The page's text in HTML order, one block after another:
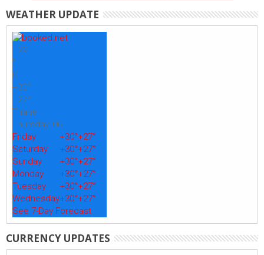
WEATHER UPDATE
+29
°
C
+30°
+27°
Thane
Thursday, 06
Friday
+30°+27°
Saturday
+30°+27°
Sunday
+30°+27°
Monday
+30°+27°
Tuesday
+30°+27°
Wednesday+30°+27°
See 7-Day Forecast
CURRENCY UPDATES